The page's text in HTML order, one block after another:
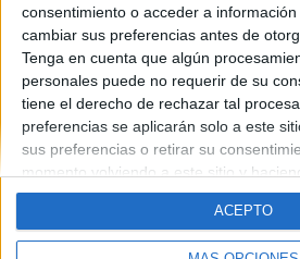
consentimiento o acceder a
cambiar sus preferencias antes de
Tenga en cuenta que algún
personales puede no requerir de su
tiene el derecho de rechazar tal
preferencias se aplicarán solo a este
sus preferencias o retirar su
momento volviendo a este sitio y
"Privacidad" en la parte inferior de la
ACEPTO
Política de privacidad
Condiciones generales de contratación
Política de cookies
© Compás Mediterráneo SL. Todos los